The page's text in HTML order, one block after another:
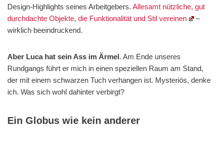
Design-Highlights seines Arbeitgebers. Allesamt nützliche, gut
durchdachte Objekte, die Funktionalität und Stil vereinen
–
wirklich beeindruckend.
Aber Luca hat sein Ass im Ärmel . Am Ende unseres
Rundgangs führt er mich in einen speziellen Raum am Stand,
der mit einem schwarzen Tuch verhangen ist. Mysteriös, denke
ich. Was sich wohl dahinter verbirgt?
Ein Globus wie kein anderer